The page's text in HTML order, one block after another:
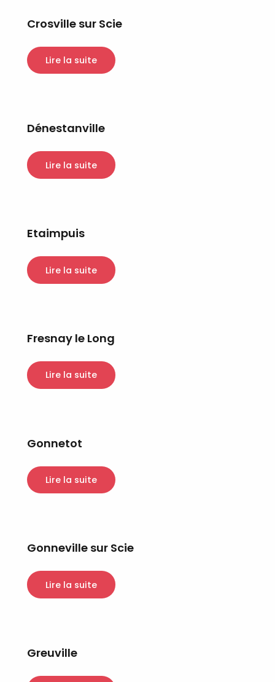
Crosville sur Scie
Lire la suite
Dénestanville
Lire la suite
Etaimpuis
Lire la suite
Fresnay le Long
Lire la suite
Gonnetot
Lire la suite
Gonneville sur Scie
Lire la suite
Greuville